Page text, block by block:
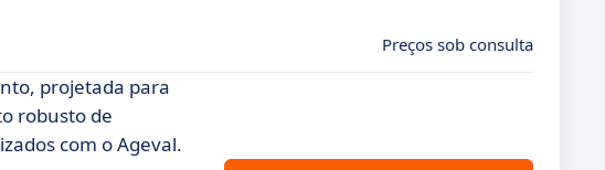
Preços sob consulta
projetada para
robusto de
com o Ageval.